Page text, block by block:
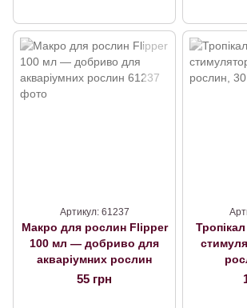
Артикул: 61237
Макро для рослин Flipper
100 мл — добриво для
акваріумних рослин
55 грн